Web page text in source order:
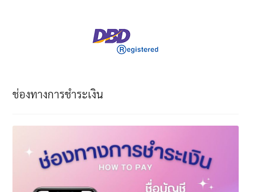
ช่องทางการชำระเงิน